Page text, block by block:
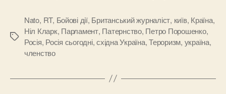
Позначки
Nato, RT, Бойові дії, Британський журналіст, київ, Країна,
Ніл Кларк, Парламент, Патернство, Петро Порошенко,
Росія, Росія сьогодні,східна Україна,Тероризм, україна,
членство